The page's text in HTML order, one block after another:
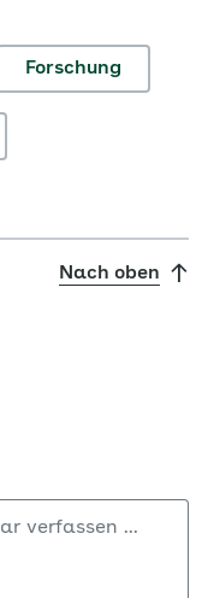
Forschung
Nach oben